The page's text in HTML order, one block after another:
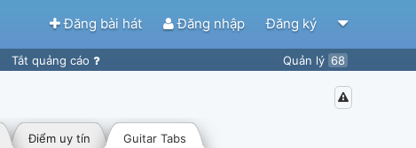
Đăng bài hát Đăng nhập Đăng ký
Tắt quảng cáo Quản lý 68
Guitar Tabs
Điểm uy tín